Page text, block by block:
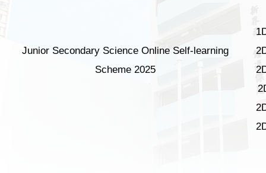
Junior Secondary Science Online Self-learning
Scheme 2025